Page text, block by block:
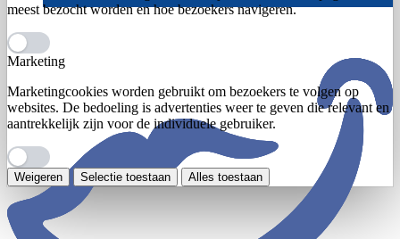
meest bezocht worden en hoe bezoekers navigeren.
Marketing
Marketingcookies worden gebruikt om bezoekers te volgen op
websites. De bedoeling is advertenties weer te geven die relevant en
aantrekkelijk zijn voor de individuele gebruiker.
Weigeren Selectie toestaan Alles toestaan